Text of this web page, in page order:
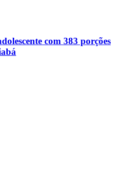
com 383 porções